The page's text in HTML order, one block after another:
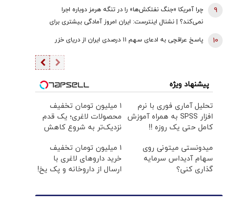
چرا آمریکا «جنگ نفتکش‌ها» را در تنگه هرمز دوباره اجرا
نمی‌کند؟ | نشنال اینترست: ایران امروز آمادگی بیشتری برای
9
پاسخ عراقچی به ادعای سهم ۱۱ درصدی ایران از دریای خزر 10
پیشنهاد ویژه
تحلیل آماری فوری با نرم
افزار SPSS به همراه آموزش
کامل حتی یک روزه !!
۱ میلیون تومان تخفیف
محصولات لاغری؛ یک قدم
نزدیک‌تر به شروع کاهش
میدونستی میتونی روی
سهام آدیداس سرمایه
گذاری کنی؟
1 میلیون تومان تخفیف
خرید داروهای لاغری با
ارسال از داروخانه و پک یخ!